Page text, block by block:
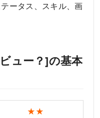
ータス、スキル、画
ュー？]の基本
★★